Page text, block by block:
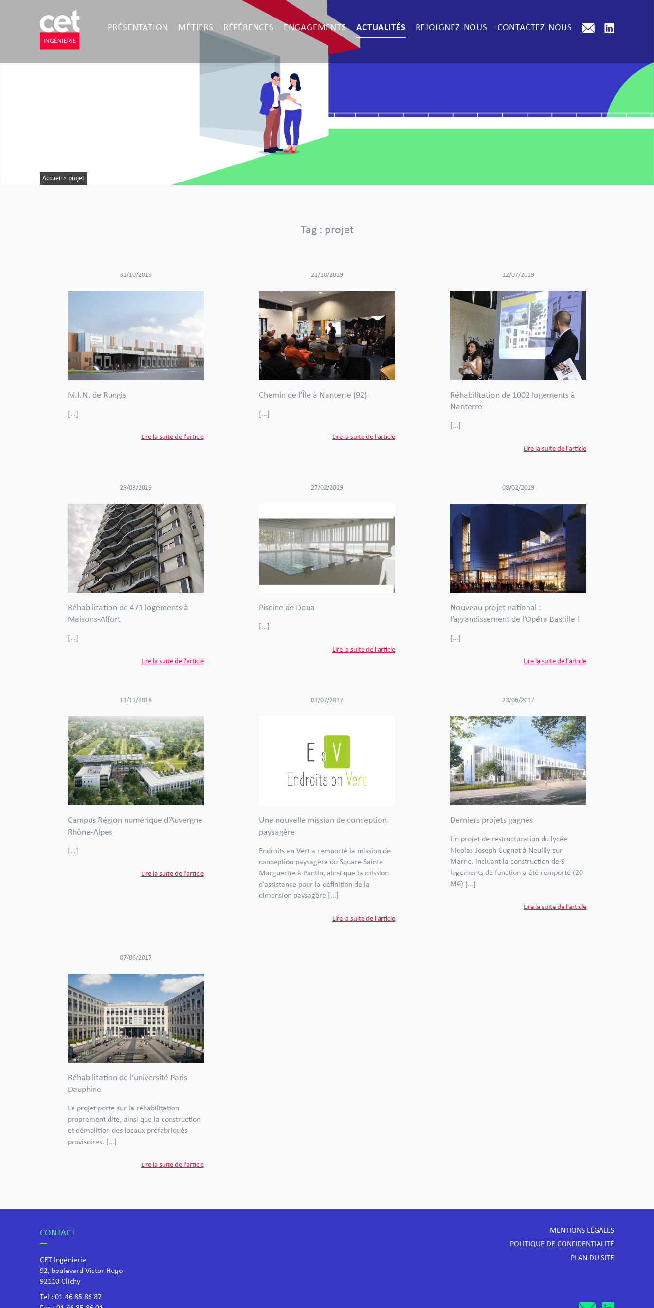
PRÉSENTATION MÉTIERS RÉFÉRENCES ENGAGEMENTS ACTUALITÉS REJOIGNEZ-NOUS CONTACTEZ-NOUS
Accueil > projet
Tag : projet
31/10/2019
M.I.N. de Rungis
[...]
Lire la suite de l'article
21/10/2019
Chemin de l’Île à Nanterre (92)
[...]
Lire la suite de l'article
12/07/2019
Réhabilitation de 1002 logements à
Nanterre
[...]
Lire la suite de l'article
28/03/2019
Réhabilitation de 471 logements à
Maisons-Alfort
[...]
Lire la suite de l'article
27/02/2019
Piscine de Doua
[...]
Lire la suite de l'article
08/02/2019
Nouveau projet national :
l’agrandissement de l’Opéra Bastille !
[...]
Lire la suite de l'article
13/11/2018
Campus Région numérique d’Auvergne
Rhône-Alpes
[...]
Lire la suite de l'article
03/07/2017
Une nouvelle mission de conception
paysagère
Endroits en Vert a remporté la mission de
conception paysagère du Square Sainte
Marguerite à Pantin, ainsi que la mission
d’assistance pour la définition de la
dimension paysagère [...]
Lire la suite de l'article
23/06/2017
Derniers projets gagnés
Un projet de restructuration du lycée
Nicolas-Joseph Cugnot à Neuilly-sur-
Marne, incluant la construction de 9
logements de fonction a été remporté (20
M€) [...]
Lire la suite de l'article
07/06/2017
Réhabilitation de l’université Paris
Dauphine
Le projet porte sur la réhabilitation
proprement dite, ainsi que la construction
et démolition des locaux préfabriqués
provisoires. [...]
Lire la suite de l'article
CONTACT
CET Ingénierie
92, boulevard Victor Hugo
​92110 Clichy
Tel : 01 46 85 86 87
MENTIONS LÉGALES
POLITIQUE DE CONFIDENTIALITÉ
PLAN DU SITE